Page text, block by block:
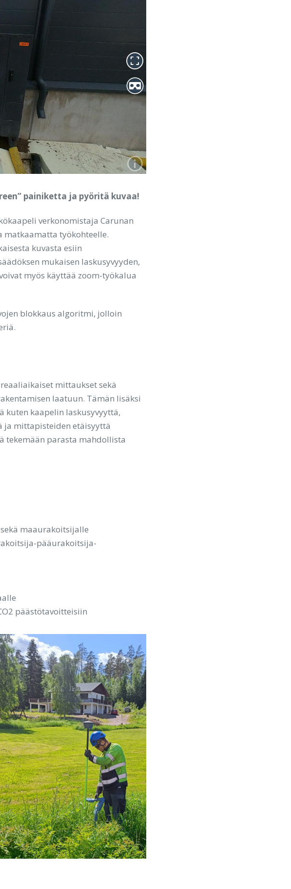
painiketta ja pyöritä kuvaa!
verkonomistaja Carunan
matkaamatta työkohteelle.
kuvasta esiin
mukaisen laskusyvyyden,
myös käyttää zoom-työkalua
blokkaus algoritmi, jolloin
mittaukset sekä
laatuun. Tämän lisäksi
kaapelin laskusyvyyttä,
ja mittapisteiden etäisyyttä
tekemään parasta mahdollista
maaurakoitsijalle
pääurakoitsija-
päästötavoitteisiin